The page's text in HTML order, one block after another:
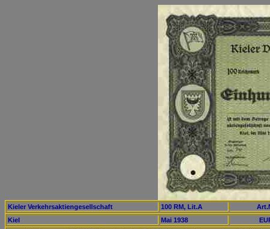
Kieler Verkehrsaktiengesellschaft 100 RM, Lit.A
Kiel
Mai 1938